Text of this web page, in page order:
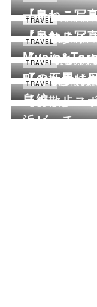
【島ねこ写
TRAVEL
【島ねこ写
TRAVEL
【お散歩イ
TRAVEL
【わんちゃ
町の石畳（
TRAVEL
【お散歩特
島編
TRAVEL
【お散歩ス
浜ビーチ
TRAVEL
【お散歩ス